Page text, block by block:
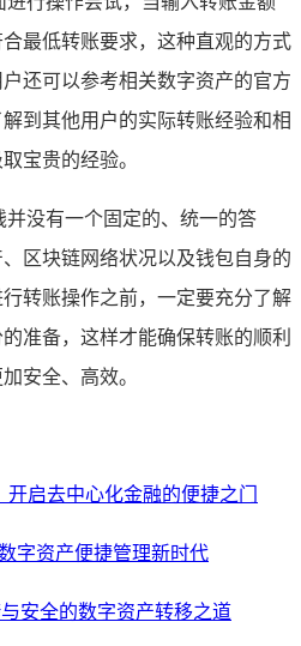
最低转账要求，这种直观的方式
还可以参考相关数字资产的官方
到其他用户的实际转账经验和相
宝贵的经验。
并没有一个固定的、统一的答
区块链网络状况以及钱包自身的
转账操作之前，一定要充分了解
准备，这样才能确保转账的顺利
安全、高效。
启去中心化金融的便捷之门
字资产便捷管理新时代
安全的数字资产转移之道